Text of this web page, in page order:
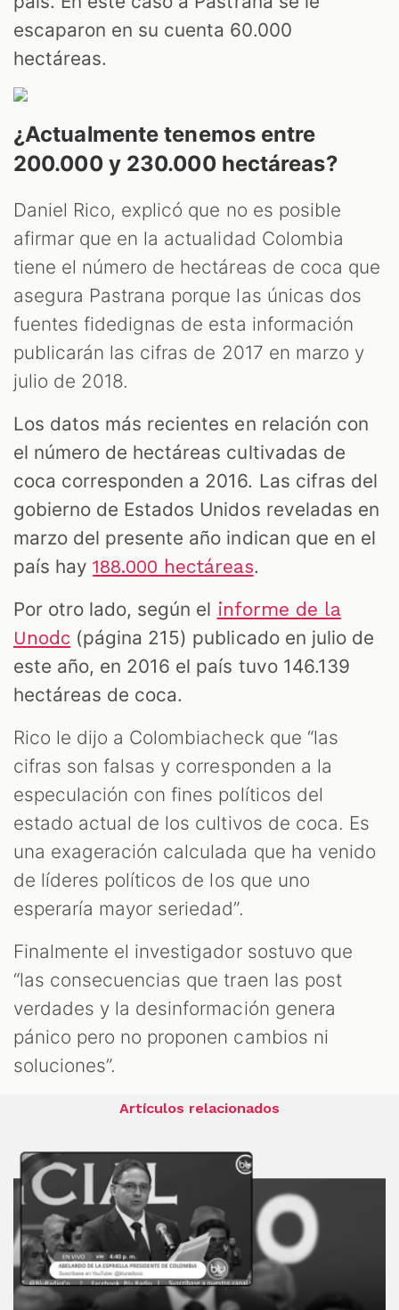
escaparon en su cuenta 60.000
hectáreas.
¿Actualmente tenemos entre
200.000 y 230.000 hectáreas?
Daniel Rico, explicó que no es posible
afirmar que en la actualidad Colombia
tiene el número de hectáreas de coca que
asegura Pastrana porque las únicas dos
fuentes fidedignas de esta información
publicarán las cifras de 2017 en marzo y
julio de 2018.
Los datos más recientes en relación con
el número de hectáreas cultivadas de
coca corresponden a 2016. Las cifras del
gobierno de Estados Unidos reveladas en
marzo del presente año indican que en el
país hay188.000 hectáreas.
Por otro lado, según el informe de la
Unodc (página 215) publicado en julio de
este año, en 2016 el país tuvo 146.139
hectáreas de coca.
Rico le dijo a Colombiacheck que “las
cifras son falsas y corresponden a la
especulación con fines políticos del
estado actual de los cultivos de coca. Es
una exageración calculada que ha venido
de líderes políticos de los que uno
esperaría mayor seriedad”.
Finalmente el investigador sostuvo que
“las consecuencias que traen las post
verdades y la desinformación genera
pánico pero no proponen cambios ni
soluciones”.
Artículos relacionados